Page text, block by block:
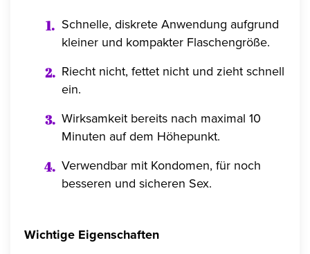
Schnelle, diskrete Anwendung aufgrund
kleiner und kompakter Flaschengröße.
Riecht nicht, fettet nicht und zieht schnell
ein.
Wirksamkeit bereits nach maximal 10
Minuten auf dem Höhepunkt.
Verwendbar mit Kondomen, für noch
besseren und sicheren Sex.
Wichtige Eigenschaften